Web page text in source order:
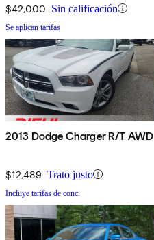
$42,000 Sin calificación
Se aplican tarifas
2013 Dodge Charger R/T AWD
$12,489 Trato justo
Incluye tarifas de conc.